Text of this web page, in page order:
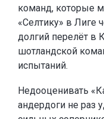
команд, которые
«Селтику» в Лиге
долгий перелёт в
шотландской
испытаний.
Недооценивать
андердоги не раз